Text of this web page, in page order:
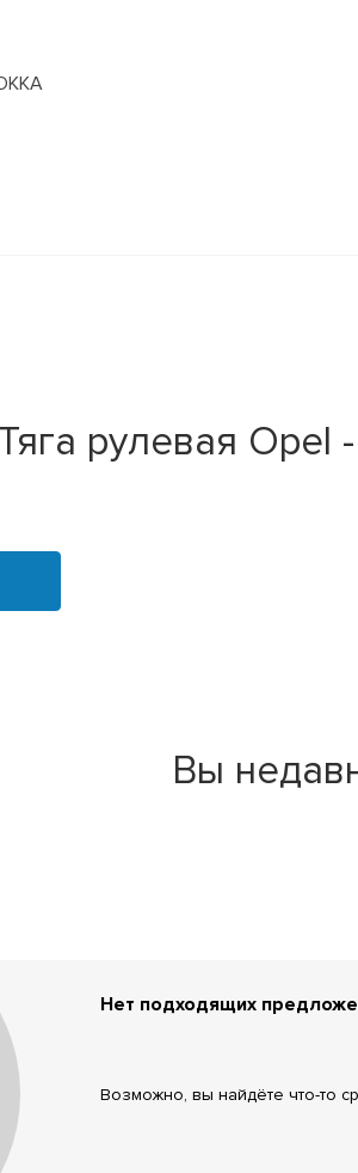
рулевая Opel
Вы
Нет подходящих
Возможно, вы найдёте что-то